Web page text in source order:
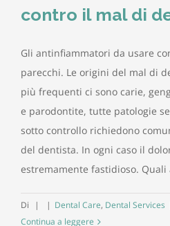
contro il mal di
Gli antinfiammatori da usare
parecchi. Le origini del mal di
più frequenti ci sono carie,
e parodontite, tutte patologie
sotto controllo richiedono
del dentista. In ogni caso il
estremamente fastidioso.
Di | | Dental Care, Dental Services
Continua a leggere